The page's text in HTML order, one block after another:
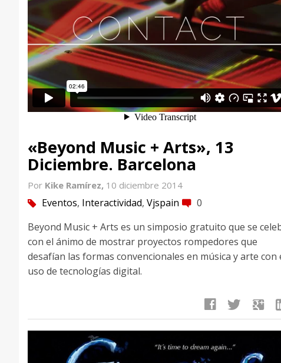
«Beyond Music + Arts», 13
Diciembre. Barcelona
Por Kike Ramírez, 10 diciembre 2014
tag Eventos, Interactividad, Vjspain comment 0
Beyond Music + Arts es un simposio gratuito que se
con el ánimo de mostrar proyectos rompedores que
desafían las formas convencionales en música y arte con
uso de tecnologías digital.
facebook twitter google